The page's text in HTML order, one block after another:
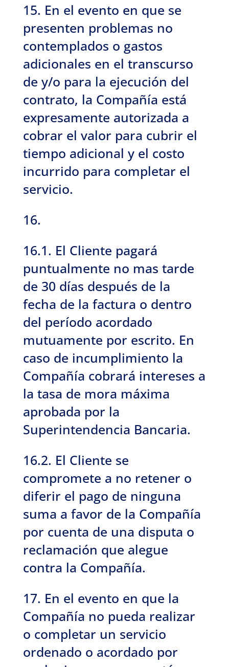
15. En el evento en que se
presenten problemas no
contemplados o gastos
adicionales en el transcurso
de y/o para la ejecución del
contrato, la Compañía está
expresamente autorizada a
cobrar el valor para cubrir el
tiempo adicional y el costo
incurrido para completar el
servicio.
16.
16.1. El Cliente pagará
puntualmente no mas tarde
de 30 días después de la
fecha de la factura o dentro
del período acordado
mutuamente por escrito. En
caso de incumplimiento la
Compañía cobrará intereses a
la tasa de mora máxima
aprobada por la
Superintendencia Bancaria.
16.2. El Cliente se
compromete a no retener o
diferir el pago de ninguna
suma a favor de la Compañía
por cuenta de una disputa o
reclamación que alegue
contra la Compañía.
17. En el evento en que la
Compañía no pueda realizar
o completar un servicio
ordenado o acordado por